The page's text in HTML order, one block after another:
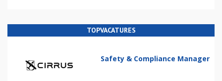
TOPVACATURES
Safety & Compliance Manager